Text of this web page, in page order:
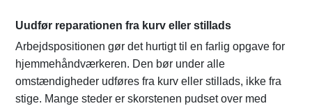
Uudfør reparationen fra kurv eller stillads
Arbejdspositionen gør det hurtigt til en farlig opgave for
hjemmehåndværkeren. Den bør under alle
omstændigheder udføres fra kurv eller stillads, ikke fra
stige. Mange steder er skorstenen pudset over med